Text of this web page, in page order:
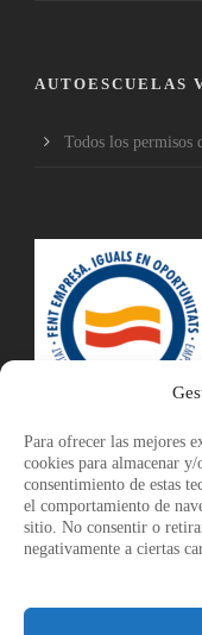
Para ofrecer las mejores
cookies para almacenar
consentimiento de estas
el comportamiento de
sitio. No consentir o
negativamente a ciertas
AUTOESCUELAS
Todos los permisos